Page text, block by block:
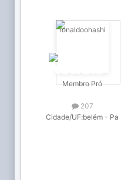
Membro Pró
207
Cidade/UF:belém - Pa